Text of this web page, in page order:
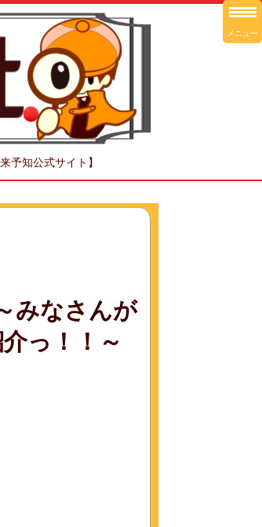
予知公式サイト】
みなさんが
っ！！～
メニュー